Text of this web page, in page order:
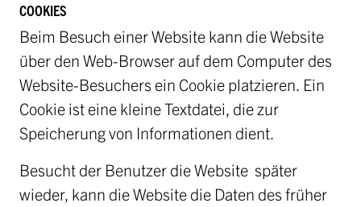
COOKIES
Beim Besuch einer Website kann die Website
über den Web-Browser auf dem Computer des
Website-Besuchers ein Cookie platzieren. Ein
Cookie ist eine kleine Textdatei, die zur
Speicherung von Informationen dient.
Besucht der Benutzer die Website später
wieder, kann die Website die Daten des früher